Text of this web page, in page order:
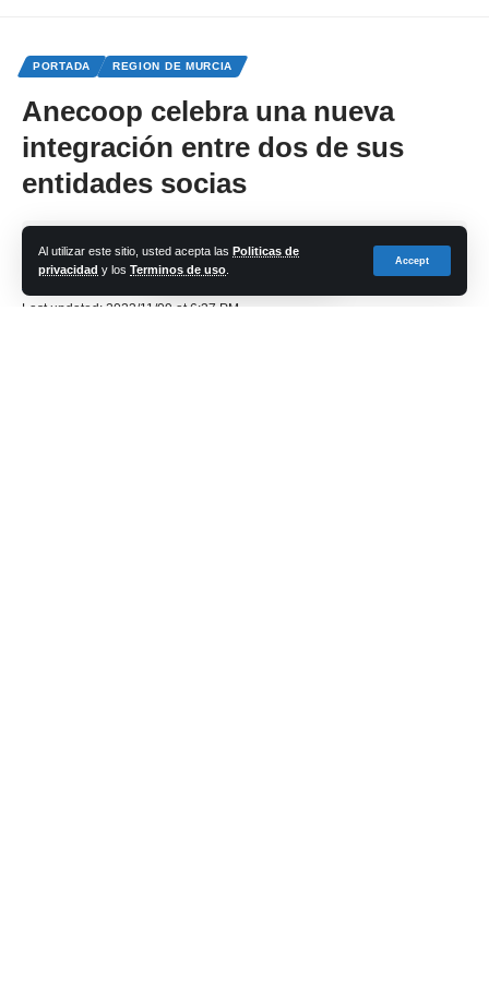
Al utilizar este sitio, usted acepta las Politicas de
privacidad y los Terminos de uso
Accept
PORTADA REGION DE MURCIA
Anecoop celebra una nueva
integración entre dos de sus
entidades socias
Last updated: 2023/11/09 at 6:37 PM